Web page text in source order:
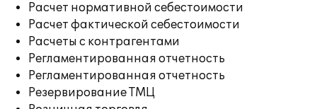
Расчет нормативной себестоимости
Расчет фактической себестоимости
Расчеты с контрагентами
Регламентированная отчетность
Регламентированная отчетность
Резервирование ТМЦ